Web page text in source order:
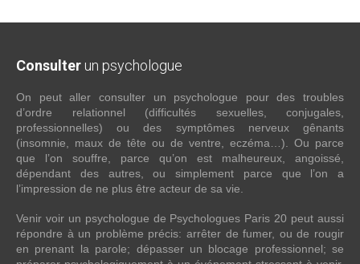
Consulter un psychologue
On peut aller consulter un psychologue pour des troubles
d’ordre relationnel (difficultés sexuelles, conjugales,
professionnelles) ou des symptômes nerveux gênants
(insomnie, maux de tête ou de ventre, eczéma…). Ou parce
que l’on souffre, parce qu’on est malheureux, angoissé,
dépendant des autres, ou simplement parce que l’on a
l’impression de ne plus être acteur de sa vie.
Venir voir un psychologue de Psychologues Paris 20 peut aussi
répondre à un problème précis: arrêter de fumer, ou de rougir
en prenant la parole; dépasser un blocage professionnel; se